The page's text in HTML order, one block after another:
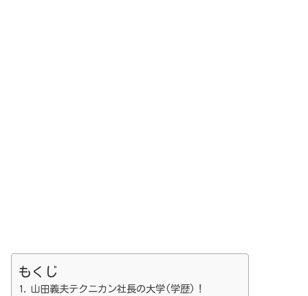
もくじ
山田義夫テクニカン社長の大学(学歴)！